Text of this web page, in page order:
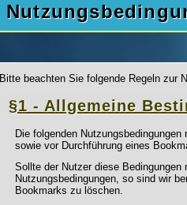
Bitte beachten Sie folgende Regeln zur
§1 - Allgemeine
Die folgenden
sowie vor Durchführung eines
Sollte der Nutzer diese
Nutzungsbedingungen, so sind wir
Bookmarks zu löschen.